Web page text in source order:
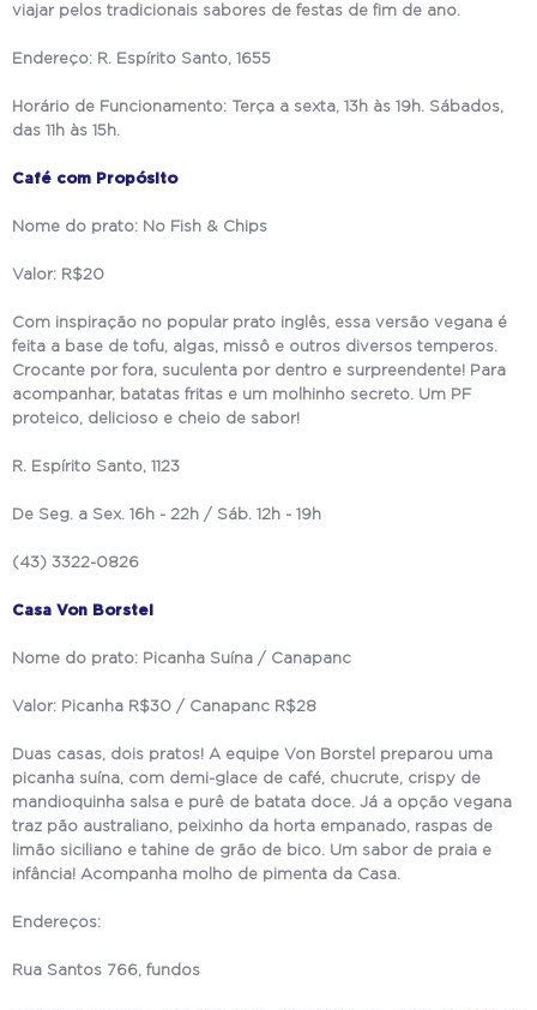
viajar pelos tradicionais sabores de festas de fim de ano.
Endereço: R. Espírito Santo, 1655
Horário de Funcionamento: Terça a sexta, 13h às 19h. Sábados,
das 11h às 15h.
Café com Propósito
Nome do prato: No Fish & Chips
Valor: R$20
Com inspiração no popular prato inglês, essa versão vegana é
feita a base de tofu, algas, missô e outros diversos temperos.
Crocante por fora, suculenta por dentro e surpreendente! Para
acompanhar, batatas fritas e um molhinho secreto. Um PF
proteico, delicioso e cheio de sabor!
R. Espírito Santo, 1123
De Seg. a Sex. 16h - 22h / Sáb. 12h - 19h
(43) 3322-0826
Casa Von Borstel
Nome do prato: Picanha Suína / Canapanc
Valor: Picanha R$30 / Canapanc R$28
Duas casas, dois pratos! A equipe Von Borstel preparou uma
picanha suína, com demi-glace de café, chucrute, crispy de
mandioquinha salsa e purê de batata doce. Já a opção vegana
traz pão australiano, peixinho da horta empanado, raspas de
limão siciliano e tahine de grão de bico. Um sabor de praia e
infância! Acompanha molho de pimenta da Casa.
Endereços:
Rua Santos 766, fundos